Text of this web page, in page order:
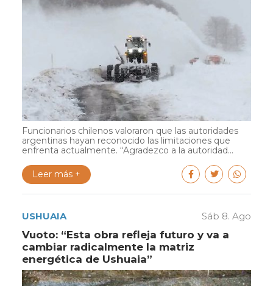
Funcionarios chilenos valoraron que las autoridades
argentinas hayan reconocido las limitaciones que
enfrenta actualmente. “Agradezco a la autoridad...
Leer más +
USHUAIA Sáb 8. Ago
Vuoto: “Esta obra refleja futuro y va a
cambiar radicalmente la matriz
energética de Ushuaia”